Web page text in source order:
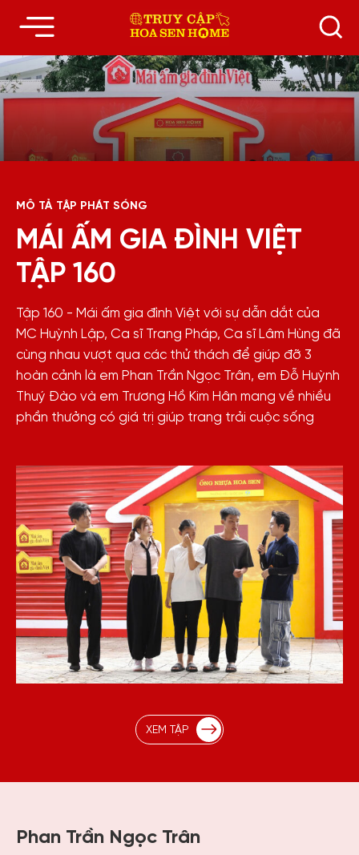
MÔ TẢ TẬP PHÁT SÓNG
MÁI ẤM GIA ĐÌNH VIỆT
TẬP 160
Tập 160 - Mái ấm gia đình Việt với sự dẫn dắt của
MC Huỳnh Lập, Ca sĩ Trang Pháp, Ca sĩ Lâm Hùng đã
cùng nhau vượt qua các thử thách để giúp đỡ 3
hoàn cảnh là em Phan Trần Ngọc Trân, em Đỗ Huỳnh
Thuý Đào và em Trương Hồ Kim Hân mang về nhiều
phần thưởng có giá trị giúp trang trải cuộc sống
XEM TẬP
Phan Trần Ngọc Trân